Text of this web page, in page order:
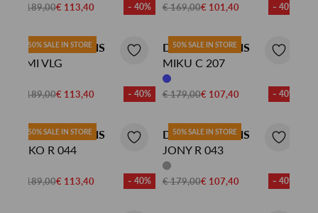
€ 189,00€ 113,40 - 40% € 169,00€ 101,40 - 40%
50% SALE IN STORE
DENHAM JEANS
AMI VLG
€ 189,00€ 113,40 - 40%
50% SALE IN STORE
DENHAM JEANS
MIKU C 207
€ 179,00€ 107,40 - 40%
50% SALE IN STORE
DENHAM JEANS
KIKO R 044
€ 189,00€ 113,40 - 40%
50% SALE IN STORE
DENHAM JEANS
JONY R 043
€ 179,00€ 107,40 - 40%